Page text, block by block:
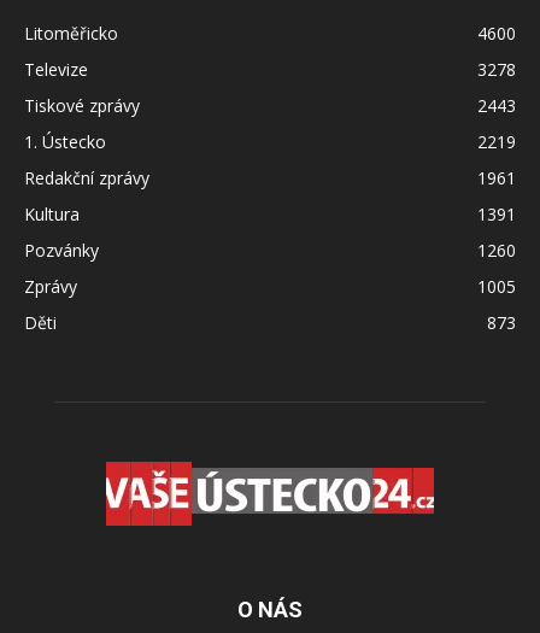
Litoměřicko
4600
Televize
3278
Tiskové zprávy
2443
1. Ústecko
2219
Redakční zprávy
1961
Kultura
1391
Pozvánky
1260
Zprávy
1005
Děti
873
O NÁS